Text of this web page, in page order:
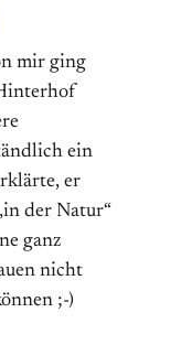
mir ging
ein
er
der Natur“
ganz
nicht
;-)